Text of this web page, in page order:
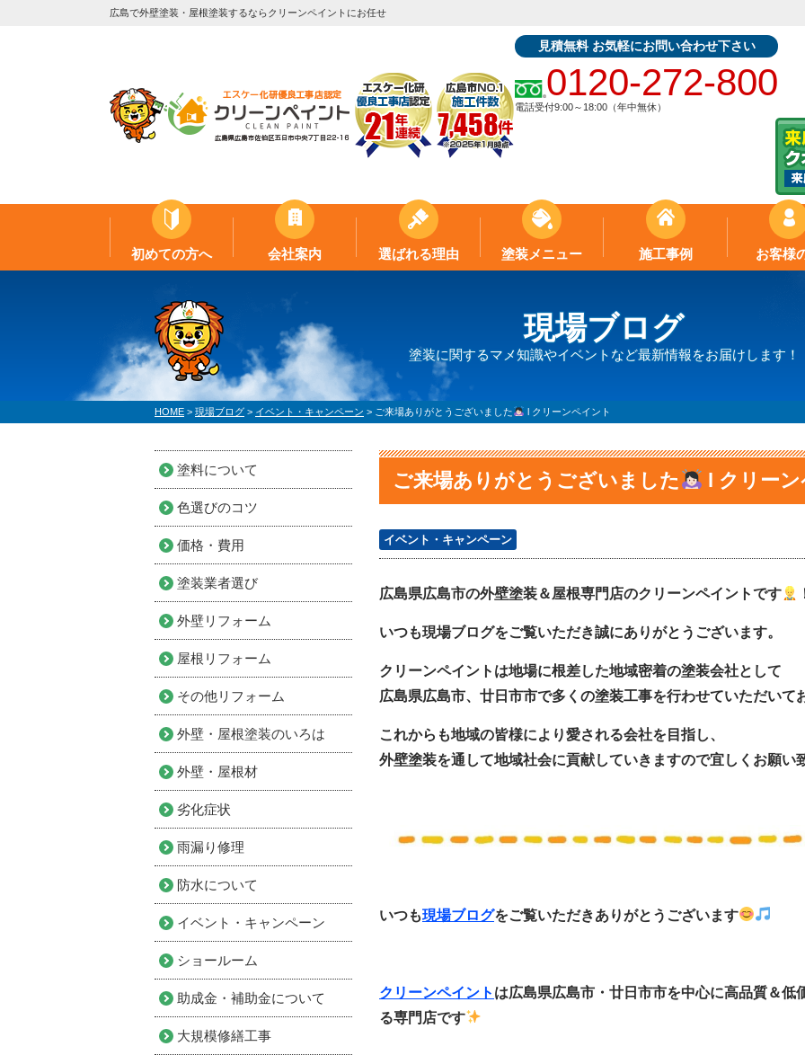
広島で外壁塗装・屋根塗装するならクリーンペイントにお任せ
見積無料 お気軽にお問い合わせ下さい
0120-272-800
電話受付9:00～18:00（年中無休）
初めての方へ 会社案内 選ばれる理由 塗装メニュー 施工事例 お客様
現場ブログ
塗装に関するマメ知識やイベントなど最新情報をお届けします！
HOME > 現場ブログ > イベント・キャンペーン > ご来場ありがとうございました l クリーンペイント
ご来場ありがとうございました l クリー
イベント・キャンペーン
広島県広島市の外壁塗装＆屋根専門店のクリーンペイントです
いつも現場ブログをご覧いただき誠にありがとうございます。
クリーンペイントは地場に根差した地域密着の塗装会社として
広島県広島市、廿日市市で多くの塗装工事を行わせていただいて
これからも地域の皆様により愛される会社を目指し、
外壁塗装を通して地域社会に貢献していきますので宜しくお願い
いつも現場ブログをご覧いただきありがとうございます
クリーンペイント は広島県広島市・廿日市市を中心に高品質＆低
る専門店です
塗料について
色選びのコツ
価格・費用
塗装業者選び
外壁リフォーム
屋根リフォーム
その他リフォーム
外壁・屋根塗装のいろは
外壁・屋根材
劣化症状
雨漏り修理
防水について
イベント・キャンペーン
ショールーム
助成金・補助金について
大規模修繕工事